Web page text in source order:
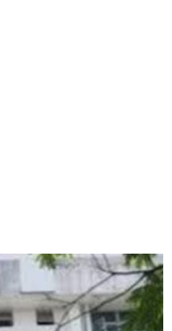
ಆಶೀರಾಜ್ ಬಿಲ್ಡರ್ಸ್